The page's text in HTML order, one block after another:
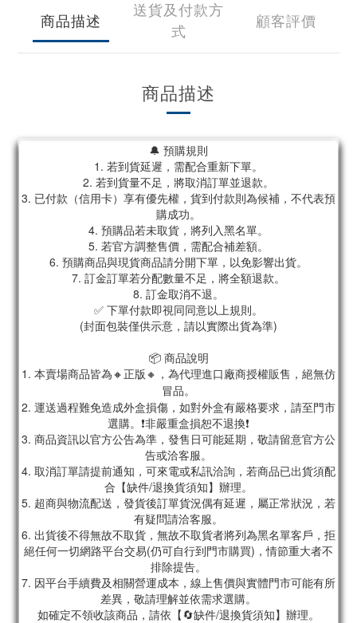
商品描述
送貨及付款方
式
顧客評價
商品描述
🔔 預購規則
1. 若到貨延遲，需配合重新下單。
2. 若到貨量不足，將取消訂單並退款。
3. 已付款（信用卡）享有優先權，貨到付款則為候補，不代表預
購成功。
4. 預購品若未取貨，將列入黑名單。
5. 若官方調整售價，需配合補差額。
6. 預購商品與現貨商品請分開下單，以免影響出貨。
7. 訂金訂單若分配數量不足，將全額退款。
8. 訂金取消不退。
✅ 下單付款即視同同意以上規則。
(封面包裝僅供示意，請以實際出貨為準)
📦 商品說明
1. 本賣場商品皆為🔸正版🔸，為代理進口廠商授權販售，絕無仿
冒品。
2. 運送過程難免造成外盒損傷，如對外盒有嚴格要求，請至門市
選購。❗非嚴重盒損恕不退換❗
3. 商品資訊以官方公告為準，發售日可能延期，敬請留意官方公
告或洽客服。
4. 取消訂單請提前通知，可來電或私訊洽詢，若商品已出貨須配
合【缺件/退換貨須知】辦理。
5. 超商與物流配送，發貨後訂單貨況偶有延遲，屬正常狀況，若
有疑問請洽客服。
6. 出貨後不得無故不取貨，無故不取貨者將列為黑名單客戶，拒
絕任何一切網路平台交易(仍可自行到門市購買)，情節重大者不
排除提告。
7. 因平台手續費及相關營運成本，線上售價與實體門市可能有所
差異，敬請理解並依需求選購。
如確定不領收該商品，請依【🔄缺件/退換貨須知】辦理。